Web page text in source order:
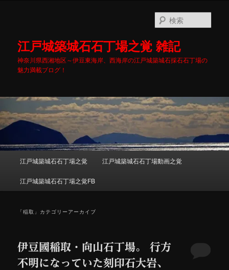
動
江戸城築城石石丁場之覚 雑記
神奈川県西湘地区～伊豆東海岸、西海岸の江戸城築城石採石石丁場の
魅力満載ブログ！
索
江戸城築城石石丁場之覚 江戸城築城石石丁場動画之覚
江戸城築城石石丁場之覚FB
「稲取 」カテゴリーアーカイブ
伊豆國稲取・向山石丁場。 行方
不明になっていた刻印石大岩、